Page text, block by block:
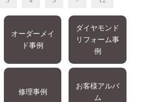
オーダーメイ
ド事例
ダイヤモンド
リフォーム事
例
修理事例
お客様アルバ
ム